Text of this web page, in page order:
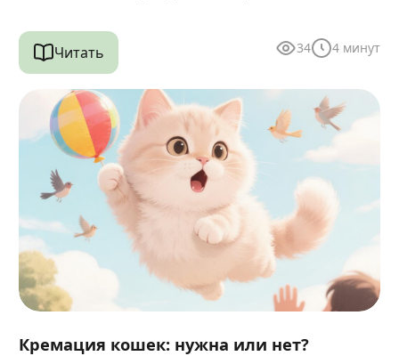
Читать 34 4 минут
Кремация кошек: нужна или нет?